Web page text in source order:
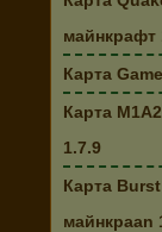
майнкрафт
Карта
Карта
1.7.9
Карта
майнкраan